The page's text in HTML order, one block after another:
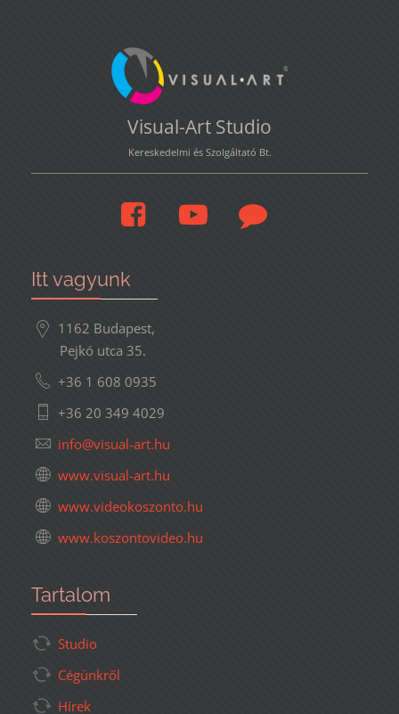
Visual-Art Studio
Kereskedelmi és Szolgáltató Bt.
Itt vagyunk
1162 Budapest,
Pejkó utca 35.
+36 1 608 0935
+36 20 349 4029
www.visual-art.hu
www.videokoszonto.hu
www.koszontovideo.hu
Tartalom
Studio
Cégünkről
Hírek